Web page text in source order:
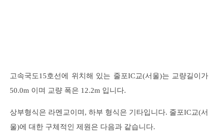
고속국도15호선에 위치해 있는 줄포IC교(서울)는 교량길이가
50.0m 이며 교량 폭은 12.2m 입니다.
상부형식은 라멘교이며, 하부 형식은 기타입니다. 줄포IC교(서
울)에 대한 구체적인 제원은 다음과 같습니다.